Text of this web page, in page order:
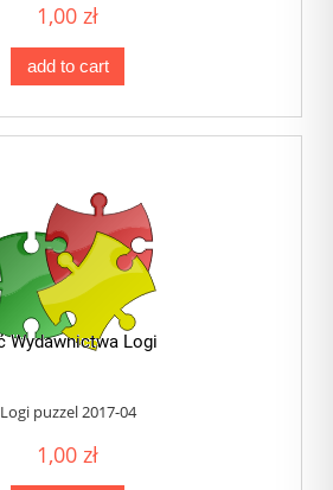
1,00 zł
add to cart
Logi puzzel 2017-04
1,00 zł